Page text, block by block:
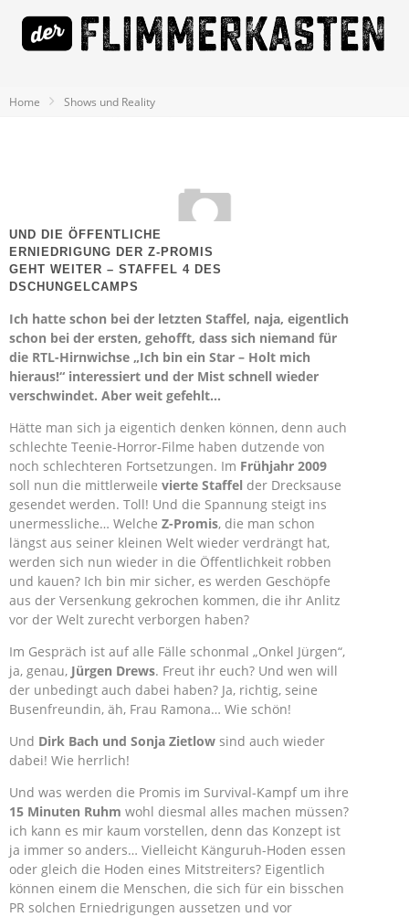
Home Shows und Reality
UND DIE ÖFFENTLICHE
ERNIEDRIGUNG DER Z-PROMIS
GEHT WEITER – STAFFEL 4 DES
DSCHUNGELCAMPS
Ich hatte schon bei der letzten Staffel, naja, eigentlich
schon bei der ersten, gehofft, dass sich niemand für
die RTL-Hirnwichse „Ich bin ein Star – Holt mich
hieraus!“ interessiert und der Mist schnell wieder
verschwindet. Aber weit gefehlt…
Hätte man sich ja eigentich denken können, denn auch
schlechte Teenie-Horror-Filme haben dutzende von
noch schlechteren Fortsetzungen. Im Frühjahr 2009
soll nun die mittlerweile vierte Staffel der Drecksause
gesendet werden. Toll! Und die Spannung steigt ins
unermessliche… Welche Z-Promis, die man schon
längst aus seiner kleinen Welt wieder verdrängt hat,
werden sich nun wieder in die Öffentlichkeit robben
und kauen? Ich bin mir sicher, es werden Geschöpfe
aus der Versenkung gekrochen kommen, die ihr Anlitz
vor der Welt zurecht verborgen haben?
Im Gespräch ist auf alle Fälle schonmal „Onkel Jürgen“,
ja, genau, Jürgen Drews. Freut ihr euch? Und wen will
der unbedingt auch dabei haben? Ja, richtig, seine
Busenfreundin, äh, Frau Ramona… Wie schön!
Und Dirk Bach und Sonja Zietlow sind auch wieder
dabei! Wie herrlich!
Und was werden die Promis im Survival-Kampf um ihre
15 Minuten Ruhm wohl diesmal alles machen müssen?
ich kann es mir kaum vorstellen, denn das Konzept ist
ja immer so anders… Vielleicht Känguruh-Hoden essen
oder gleich die Hoden eines Mitstreiters? Eigentlich
können einem die Menschen, die sich für ein bisschen
PR solchen Erniedrigungen aussetzen und vor